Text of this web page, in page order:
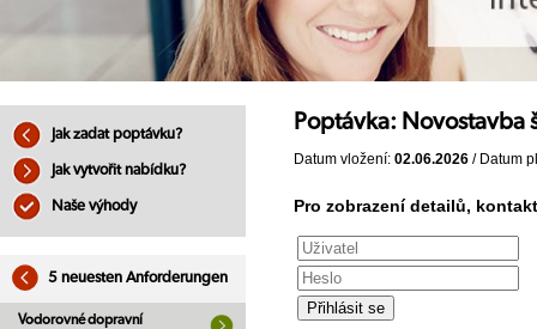
Jak zadat poptávku?
Jak vytvořit nabídku?
Naše výhody
5 neuesten Anforderungen
Vodorovné dopravní
Poptávka: Novostavba
Datum vložení: 02.06.2026 / Datum
Pro zobrazení detailů,